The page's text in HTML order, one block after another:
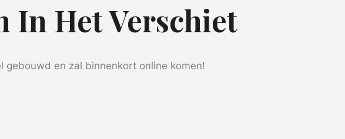
In Het Verschiet
gebouwd en zal binnenkort online komen!